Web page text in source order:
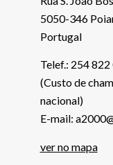
5050-346
Portugal
Telef.: 254 822
(Custo de
nacional)
E-mail:
ver no mapa